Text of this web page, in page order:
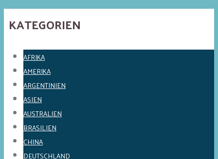
KATEGORIEN
AFRIKA
AMERIKA
ARGENTINIEN
ASIEN
AUSTRALIEN
BRASILIEN
CHINA
DEUTSCHLAND